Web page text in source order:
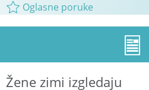
Oglasne poruke
Žene zimi izgledaju